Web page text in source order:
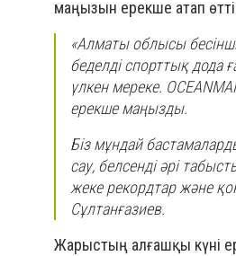
маңызын ерекше атап
«Алматы облысы
беделді спорттық дода
үлкен мереке.
ерекше маңызды.
Біз мұндай
сау, белсенді әрі
жеке рекордтар және
Сұлтанғазиев.
Жарыстың алғашқы күні